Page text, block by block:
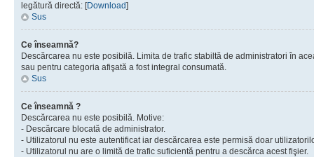
legătură directă: [Download]
Sus
Ce înseamnă?
Descărcarea nu este posibilă. Limita de trafic stabiltă de administratori în
sau pentru categoria afişată a fost integral consumată.
Sus
Ce înseamnă ?
Descărcarea nu este posibilă. Motive:
- Descărcare blocată de administrator.
- Utilizatorul nu este autentificat iar descărcarea este permisă doar
- Utilizatorul nu are o limită de trafic suficientă pentru a descărca acest fişier.